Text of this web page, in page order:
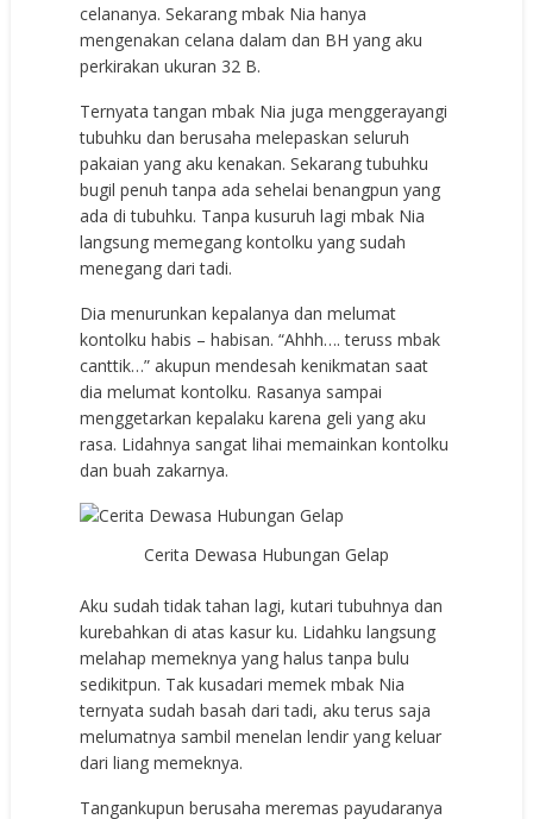
celananya. Sekarang mbak Nia hanya
mengenakan celana dalam dan BH yang aku
perkirakan ukuran 32 B.
Ternyata tangan mbak Nia juga menggerayangi
tubuhku dan berusaha melepaskan seluruh
pakaian yang aku kenakan. Sekarang tubuhku
bugil penuh tanpa ada sehelai benangpun yang
ada di tubuhku. Tanpa kusuruh lagi mbak Nia
langsung memegang kontolku yang sudah
menegang dari tadi.
Dia menurunkan kepalanya dan melumat
kontolku habis – habisan. “Ahhh…. teruss mbak
canttik…” akupun mendesah kenikmatan saat
dia melumat kontolku. Rasanya sampai
menggetarkan kepalaku karena geli yang aku
rasa. Lidahnya sangat lihai memainkan kontolku
dan buah zakarnya.
Cerita Dewasa Hubungan Gelap
Aku sudah tidak tahan lagi, kutari tubuhnya dan
kurebahkan di atas kasur ku. Lidahku langsung
melahap memeknya yang halus tanpa bulu
sedikitpun. Tak kusadari memek mbak Nia
ternyata sudah basah dari tadi, aku terus saja
melumatnya sambil menelan lendir yang keluar
dari liang memeknya.
Tangankupun berusaha meremas payudaranya